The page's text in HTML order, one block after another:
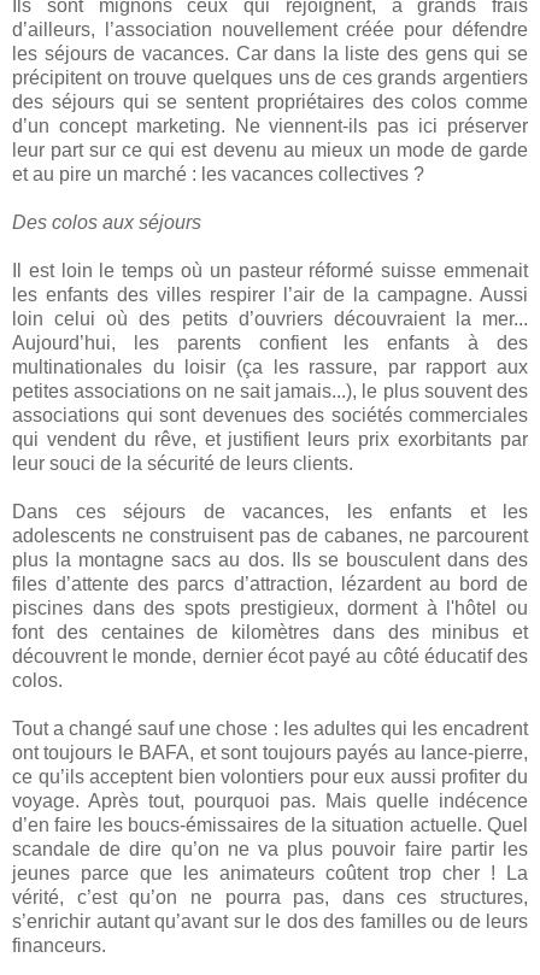
Ils sont mignons ceux qui rejoignent, à grands frais
d’ailleurs, l’association nouvellement créée pour défendre
les séjours de vacances. Car dans la liste des gens qui se
précipitent on trouve quelques uns de ces grands argentiers
des séjours qui se sentent propriétaires des colos comme
d’un concept marketing. Ne viennent-ils pas ici préserver
leur part sur ce qui est devenu au mieux un mode de garde
et au pire un marché : les vacances collectives ?
Des colos aux séjours
Il est loin le temps où un pasteur réformé suisse emmenait
les enfants des villes respirer l’air de la campagne. Aussi
loin celui où des petits d’ouvriers découvraient la mer...
Aujourd’hui, les parents confient les enfants à des
multinationales du loisir (ça les rassure, par rapport aux
petites associations on ne sait jamais...), le plus souvent des
associations qui sont devenues des sociétés commerciales
qui vendent du rêve, et justifient leurs prix exorbitants par
leur souci de la sécurité de leurs clients.
Dans ces séjours de vacances, les enfants et les
adolescents ne construisent pas de cabanes, ne parcourent
plus la montagne sacs au dos. Ils se bousculent dans des
files d’attente des parcs d’attraction, lézardent au bord de
piscines dans des spots prestigieux, dorment à l'hôtel ou
font des centaines de kilomètres dans des minibus et
découvrent le monde, dernier écot payé au côté éducatif des
colos.
Tout a changé sauf une chose : les adultes qui les encadrent
ont toujours le BAFA, et sont toujours payés au lance-pierre,
ce qu’ils acceptent bien volontiers pour eux aussi profiter du
voyage. Après tout, pourquoi pas. Mais quelle indécence
d’en faire les boucs-émissaires de la situation actuelle. Quel
scandale de dire qu’on ne va plus pouvoir faire partir les
jeunes parce que les animateurs coûtent trop cher ! La
vérité, c’est qu’on ne pourra pas, dans ces structures,
s’enrichir autant qu’avant sur le dos des familles ou de leurs
financeurs.